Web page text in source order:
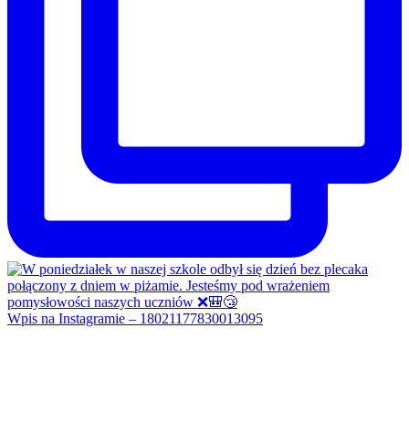
Wpis na Instagramie – 18021177830013095